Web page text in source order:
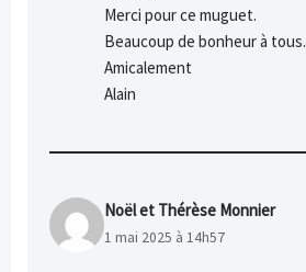
Merci pour ce muguet.
Beaucoup de bonheur à tous.
Amicalement
Alain
Noël et Thérèse Monnier
1 mai 2025 à 14h57